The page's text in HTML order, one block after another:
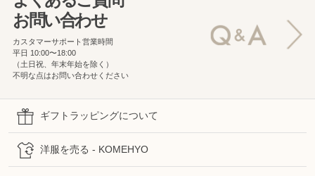
お問い合わせ
カスタマーサポート営業時間
平日 10:00〜18:00
（土日祝、年末年始を除く）
不明な点はお問い合わせください
ギフトラッピングについて
洋服を売る - KOMEHYO